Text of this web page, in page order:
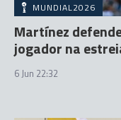
MUNDIAL2026
Martínez
jogador na
6 Jun 22:32